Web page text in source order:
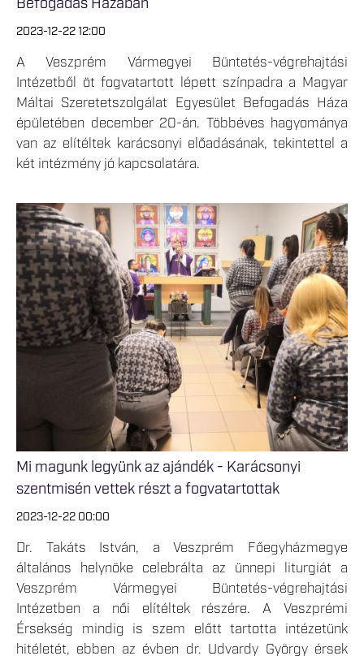
Befogadás Házában
2023-12-22 12:00
A Veszprém Vármegyei Büntetés-végrehajtási
Intézetből öt fogvatartott lépett színpadra a Magyar
Máltai Szeretetszolgálat Egyesület Befogadás Háza
épületében december 20-án. Többéves hagyománya
van az elítéltek karácsonyi előadásának, tekintettel a
két intézmény jó kapcsolatára.
Mi magunk legyünk az ajándék - Karácsonyi
szentmisén vettek részt a fogvatartottak
2023-12-22 00:00
Dr. Takáts István, a Veszprém Főegyházmegye
általános helynöke celebrálta az ünnepi liturgiát a
Veszprém Vármegyei Büntetés-végrehajtási
Intézetben a női elítéltek részére. A Veszprémi
Érsekség mindig is szem előtt tartotta intézetünk
hitéletét, ebben az évben dr. Udvardy György érsek